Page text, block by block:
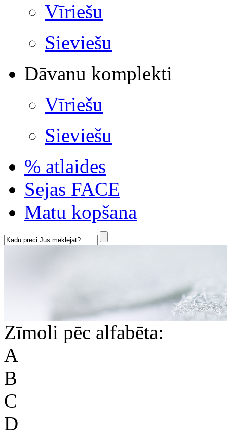
Vīriešu
Sieviešu
Dāvanu komplekti
Vīriešu
Sieviešu
% atlaides
Sejas FACE
Matu kopšana
Zīmoli pēc alfabēta:
A
B
C
D